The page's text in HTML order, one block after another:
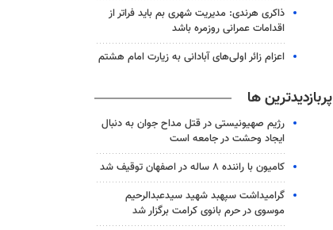
ذاکری هرندی: مدیریت شهری بم باید فراتر از
اقدامات عمرانی روزمره باشد
اعزام زائر اولی‌های آبادانی به زیارت امام هشتم
پربازدیدترین ها
رژیم صهیونیستی در قتل مداح جوان به دنبال
ایجاد وحشت در جامعه است
کامیون با راننده ۸ ساله در اصفهان توقیف شد
گرامیداشت سپهبد شهید سیدعبدالرحیم
موسوی در حرم بانوی کرامت برگزار شد